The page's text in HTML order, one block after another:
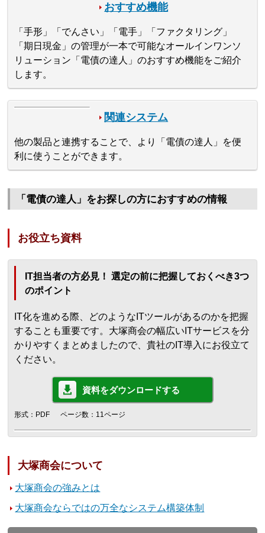
おすすめ機能
「手形」「でんさい」「電手」「ファクタリング」
「期日現金」の管理が一本で可能なオールインワンソ
リューション「電債の達人」のおすすめ機能をご紹介
します。
関連システム
他の製品と連携することで、より「電債の達人」を便
利に使うことができます。
「電債の達人」をお探しの方におすすめの情報
お役立ち資料
IT担当者の方必見！ 選定の前に把握しておくべき3つ
のポイント
IT化を進める際、どのようなITツールがあるのかを把握
することも重要です。大塚商会の幅広いITサービスを分
かりやすくまとめましたので、貴社のIT導入にお役立て
ください。
資料をダウンロードする
形式：PDF ページ数：11ページ
大塚商会について
大塚商会の強みとは
大塚商会ならではの万全なシステム構築体制